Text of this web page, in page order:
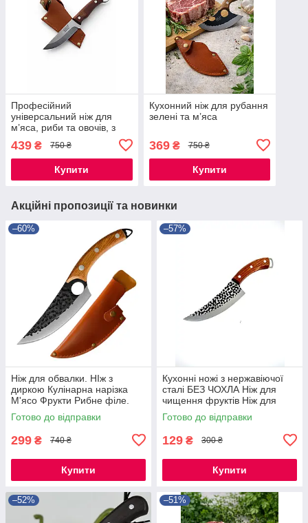
Професійний
універсальний ніж для
м’яса, риби та овочів, з
чохлом
439 ₴ 750 ₴
Купити
Кухонний ніж для рубання
зелені та м’яса
369₴ 750 ₴
Купити
Акційні пропозиції та новинки
–60%
Ніж для обвалки. НІж з
диркою Кулінарна нарізка
М'ясо Фрукти Рибне філе.
Ніж з нержавіючої сталі
Готово до відправки
299 ₴ 740 ₴
Купити
–57%
Кухонні ножі з нержавіючої
сталі БЕЗ ЧОХЛА Ніж для
чищення фруктів Ніж для
м'яса Ніж для обвалки Ножі
для чищення овочів Кухо
Готово до відправки
129 ₴ 300 ₴
Купити
–52% –51%